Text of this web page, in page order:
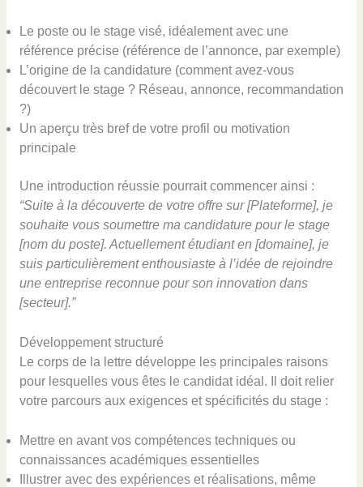
Le poste ou le stage visé, idéalement avec une
référence précise (référence de l’annonce, par exemple)
L’origine de la candidature (comment avez-vous
découvert le stage ? Réseau, annonce, recommandation
?)
Un aperçu très bref de votre profil ou motivation
principale
Une introduction réussie pourrait commencer ainsi :
“Suite à la découverte de votre offre sur [Plateforme], je
souhaite vous soumettre ma candidature pour le stage
[nom du poste]. Actuellement étudiant en [domaine], je
suis particulièrement enthousiaste à l’idée de rejoindre
une entreprise reconnue pour son innovation dans
[secteur].”
Développement structuré
Le corps de la lettre développe les principales raisons
pour lesquelles vous êtes le candidat idéal. Il doit relier
votre parcours aux exigences et spécificités du stage :
Mettre en avant vos compétences techniques ou
connaissances académiques essentielles
Illustrer avec des expériences et réalisations, même